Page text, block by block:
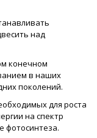
над
конечном
в наших
поколений.
для роста
на спектр
фотосинтеза.